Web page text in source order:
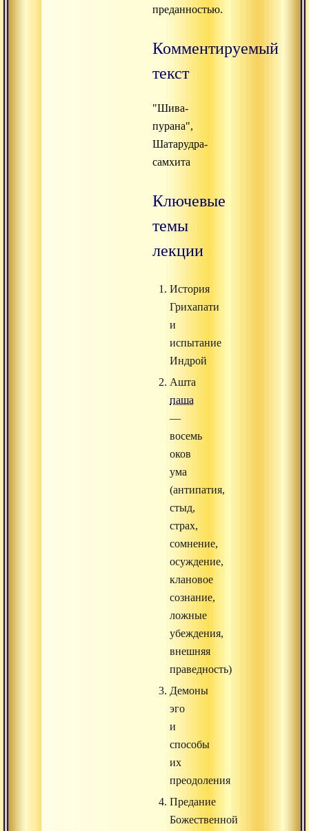
преданностью.
Комментируемый
текст
"Шива-
пурана",
Шатарудра-
самхита
Ключевые
темы
лекции
История
Грихапати
и
испытание
Индрой
Ашта
паша
—
восемь
оков
ума
(антипатия,
стыд,
страх,
сомнение,
осуждение,
клановое
сознание,
ложные
убеждения,
внешняя
праведность)
Демоны
эго
и
способы
их
преодоления
Предание
Божественной